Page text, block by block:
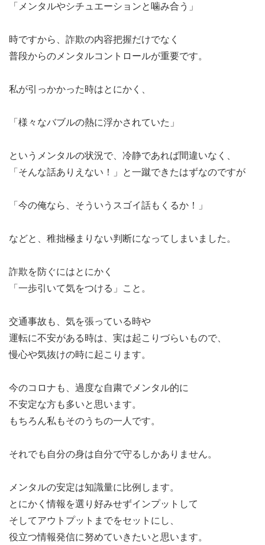
「メンタルやシチュエーションと噛み合う」
時ですから、詐欺の内容把握だけでなく
普段からのメンタルコントロールが重要です。
私が引っかかった時はとにかく、
「様々なバブルの熱に浮かされていた」
というメンタルの状況で、冷静であれば間違いなく、
「そんな話ありえない！」と一蹴できたはずなのですが
「今の俺なら、そういうスゴイ話もくるか！」
などと、稚拙極まりない判断になってしまいました。
詐欺を防ぐにはとにかく
「一歩引いて気をつける」こと。
交通事故も、気を張っている時や
運転に不安がある時は、実は起こりづらいもので、
慢心や気抜けの時に起こります。
今のコロナも、過度な自粛でメンタル的に
不安定な方も多いと思います。
もちろん私もそのうちの一人です。
それでも自分の身は自分で守るしかありません。
メンタルの安定は知識量に比例します。
とにかく情報を選り好みせずインプットして
そしてアウトプットまでをセットにし、
役立つ情報発信に努めていきたいと思います。